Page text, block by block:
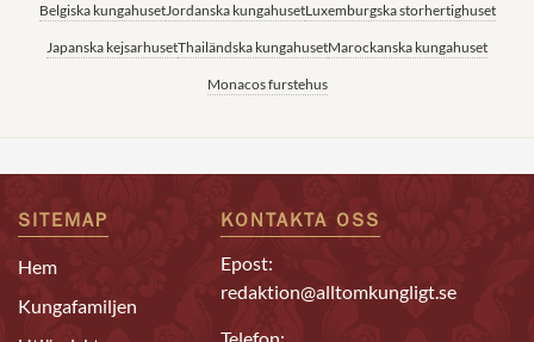
Belgiska kungahusetJordanska kungahusetLuxemburgska storhertighuset
Japanska kejsarhusetThailändska kungahusetMarockanska kungahuset
Monacos furstehus
SITEMAP
Hem
Kungafamiljen
KONTAKTA OSS
Epost:
redaktion@alltomkungligt.se